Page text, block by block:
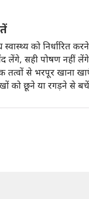
को निर्धारित
लेंगे, सही पोषण नहीं
से भरपूर खाना
को छूने या रगड़ने से